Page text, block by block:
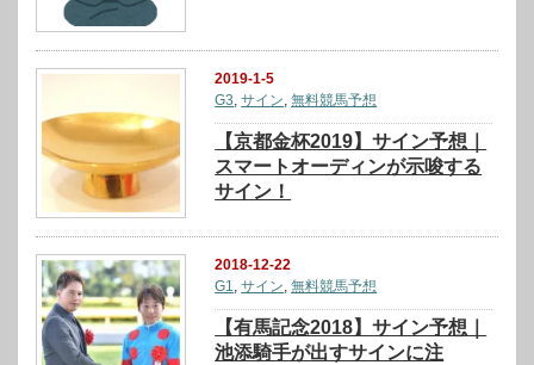
2019-1-5
G3,サイン,無料競馬予想
【京都金杯2019】サイン予想｜
スマートオーディンが示唆する
サイン！
2018-12-22
G1,サイン,無料競馬予想
【有馬記念2018】サイン予想｜
池添騎手が出すサインに注